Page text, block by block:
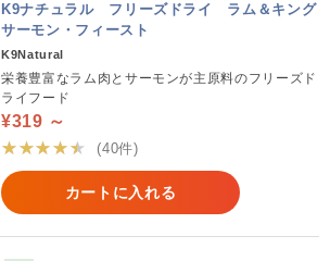
K9ナチュラル フリーズドライ ラム＆キング
サーモン・フィースト
K9Natural
栄養豊富なラム肉とサーモンが主原料のフリーズド
ライフード
¥319 ～
★★★★★
(40件)
カートに入れる